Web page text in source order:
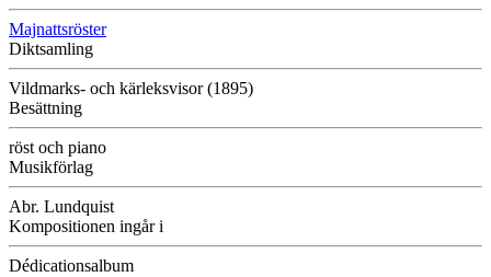
Majnattsröster
Diktsamling
Vildmarks- och kärleksvisor (1895)
Besättning
röst och piano
Musikförlag
Abr. Lundquist
Kompositionen ingår i
Dédicationsalbum